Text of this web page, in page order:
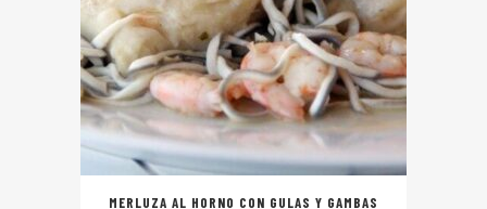
MERLUZA AL HORNO CON GULAS Y GAMBAS